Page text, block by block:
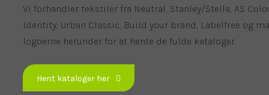
Vi forhandler tekstiler fra Neutral, Stanley/Stella, AS
Identity, Urban Classic, Build your brand, Labelfree og
logoerne herunder for at hente de fulde kataloger.
Hent kataloger her